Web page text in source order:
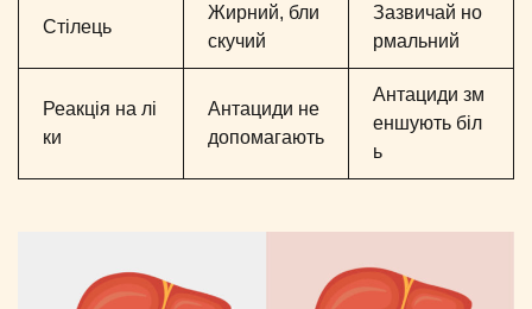
Стілець
Жирний, бли
скучий
Зазвичай но
рмальний
Реакція на лі
ки
Антациди не
допомагають
Антациди зм
еншують біл
ь